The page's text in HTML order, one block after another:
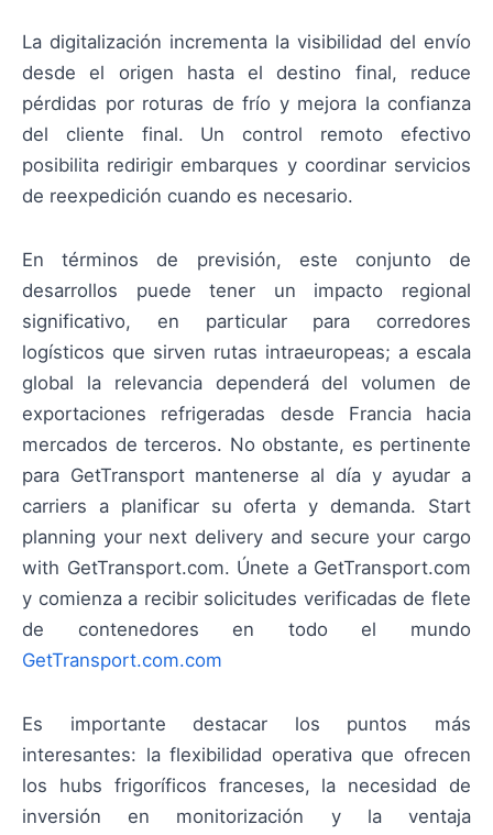
La digitalización incrementa la visibilidad del envío
desde el origen hasta el destino final, reduce
pérdidas por roturas de frío y mejora la confianza
del cliente final. Un control remoto efectivo
posibilita redirigir embarques y coordinar servicios
de reexpedición cuando es necesario.
En términos de previsión, este conjunto de
desarrollos puede tener un impacto regional
significativo, en particular para corredores
logísticos que sirven rutas intraeuropeas; a escala
global la relevancia dependerá del volumen de
exportaciones refrigeradas desde Francia hacia
mercados de terceros. No obstante, es pertinente
para GetTransport mantenerse al día y ayudar a
carriers a planificar su oferta y demanda. Start
planning your next delivery and secure your cargo
with GetTransport.com. Únete a GetTransport.com
y comienza a recibir solicitudes verificadas de flete
de contenedores en todo el mundo
GetTransport.com.com
Es importante destacar los puntos más
interesantes: la flexibilidad operativa que ofrecen
los hubs frigoríficos franceses, la necesidad de
inversión en monitorización y la ventaja